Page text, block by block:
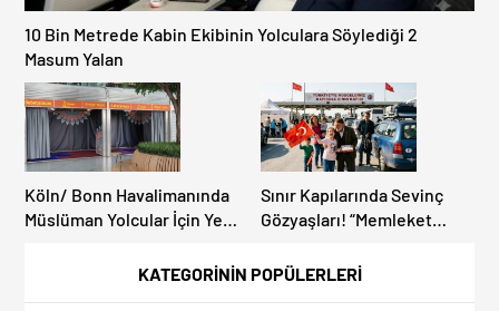
KATEGORİNİN POPÜLERLERİ
10 Bin Metrede Kabin Ekibinin Yolculara Söylediği 2
Masum Yalan
Köln/ Bonn Havalimanında
Müslüman Yolcular İçin Yeni
Sınır Kapılarında Sevinç
Gözyaşları! “Memleket